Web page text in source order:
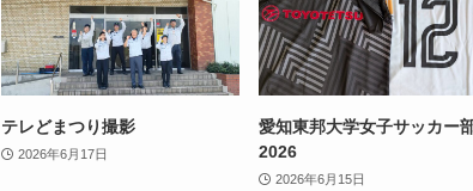
テレどまつり撮影
2026年6月17日
愛知東邦大学女子サッカー
2026
2026年6月15日